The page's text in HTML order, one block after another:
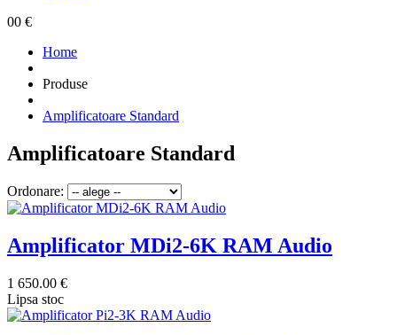
00 €
Home
Produse
Amplificatoare Standard
Amplificatoare Standard
Ordonare:
Amplificator MDi2-6K RAM Audio
1 650.00 €
Lipsa stoc